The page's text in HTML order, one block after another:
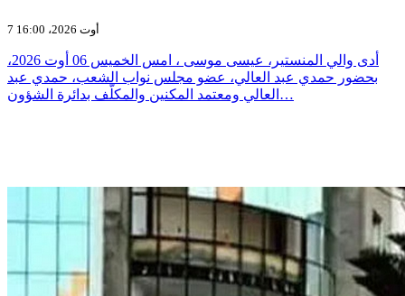
7 أوت 2026، 16:00
أدى والي المنستير، عيسى موسى ، امس الخميس 06 أوت 2026،
بحضور حمدي عبد العالي، عضو مجلس نواب الشعب، حمدي عبد
العالي ومعتمد المكنين والمكلّف بدائرة الشؤون…